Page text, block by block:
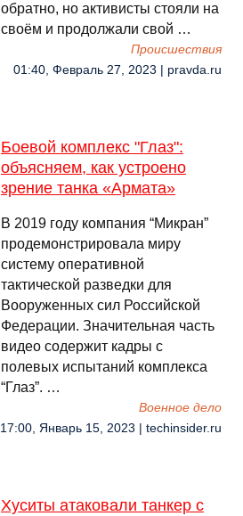
обратно, но активисты стояли на
своём и продолжали свой …
Происшествия
01:40, Февраль 27, 2023 | pravda.ru
Боевой комплекс "Глаз":
объясняем, как устроено
зрение танка «Армата»
В 2019 году компания “Микран”
продемонстрировала миру
систему оперативной
тактической разведки для
Вооруженных сил Российской
Федерации. Значительная часть
видео содержит кадры с
полевых испытаний комплекса
“Глаз”. …
Военное дело
17:00, Январь 15, 2023 | techinsider.ru
Хуситы атаковали танкер с